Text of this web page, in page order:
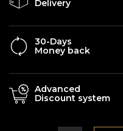
Delivery
30-Days
Money back
Advanced
Discount system